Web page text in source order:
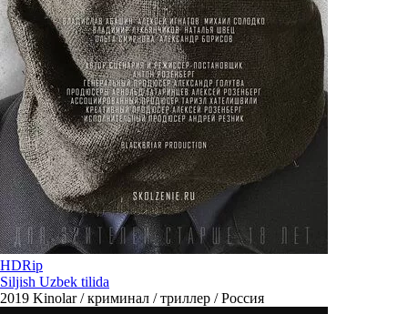
HDRip
Siljish Uzbek tilida
2019 Kinolar / криминал / триллер / Россия